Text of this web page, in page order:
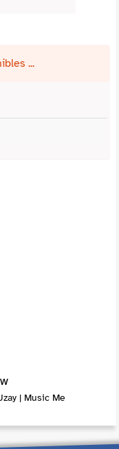
...
| Music Me